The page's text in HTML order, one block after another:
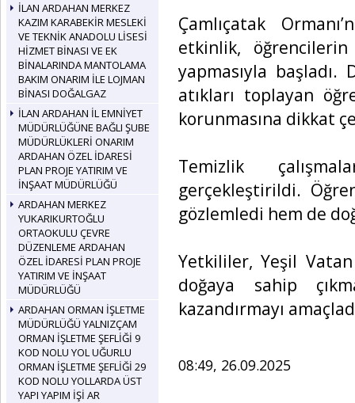
İLAN ARDAHAN MERKEZ
KAZIM KARABEKİR MESLEKİ
VE TEKNİK ANADOLU LİSESİ
HİZMET BİNASI VE EK
BİNALARINDA MANTOLAMA
BAKIM ONARIM İLE LOJMAN
BİNASI DOĞALGAZ
İLAN ARDAHAN İL EMNİYET
MÜDÜRLÜĞÜNE BAĞLI ŞUBE
MÜDÜRLÜKLERİ ONARIM
ARDAHAN ÖZEL İDARESİ
PLAN PROJE YATIRIM VE
İNŞAAT MÜDÜRLÜĞÜ
ARDAHAN MERKEZ
YUKARIKURTOĞLU
ORTAOKULU ÇEVRE
DÜZENLEME ARDAHAN
ÖZEL İDARESİ PLAN PROJE
YATIRIM VE İNŞAAT
MÜDÜRLÜĞÜ
ARDAHAN ORMAN İŞLETME
MÜDÜRLÜĞÜ YALNIZÇAM
ORMAN İŞLETME ŞEFLİĞİ 9
KOD NOLU YOL UĞURLU
ORMAN İŞLETME ŞEFLİĞİ 29
KOD NOLU YOLLARDA ÜST
YAPI YAPIM İŞİ AR
Çamlıçatak
etkinlik,
yapmasıyla başladı.
atıkları toplayan
korunmasına dikkat
Temizlik
gerçekleştirildi.
gözlemledi hem de
Yetkililer, Yeşil
doğaya sahip
kazandırmayı
08:49, 26.09.2025